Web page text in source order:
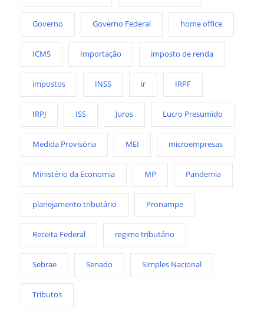
Governo Governo Federal home office
ICMS Importação imposto de renda
impostos INSS ir IRPF
IRPJ ISS Juros Lucro Presumido
Medida Provisória MEI microempresas
Ministério da Economia MP Pandemia
planejamento tributário Pronampe
Receita Federal regime tributário
Sebrae Senado Simples Nacional
Tributos